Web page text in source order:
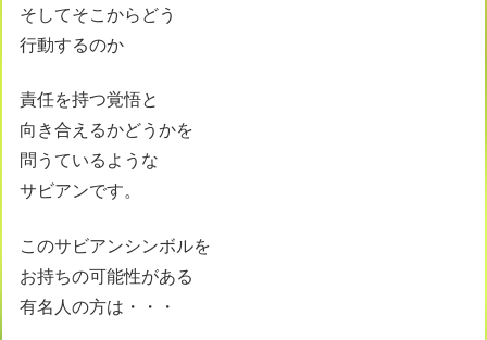
そしてそこからどう
行動するのか
責任を持つ覚悟と
向き合えるかどうかを
問うているような
サビアンです。
このサビアンシンボルを
お持ちの可能性がある
有名人の方は・・・